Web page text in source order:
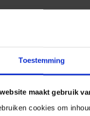
Toestemming
website maakt gebruik
cookies om